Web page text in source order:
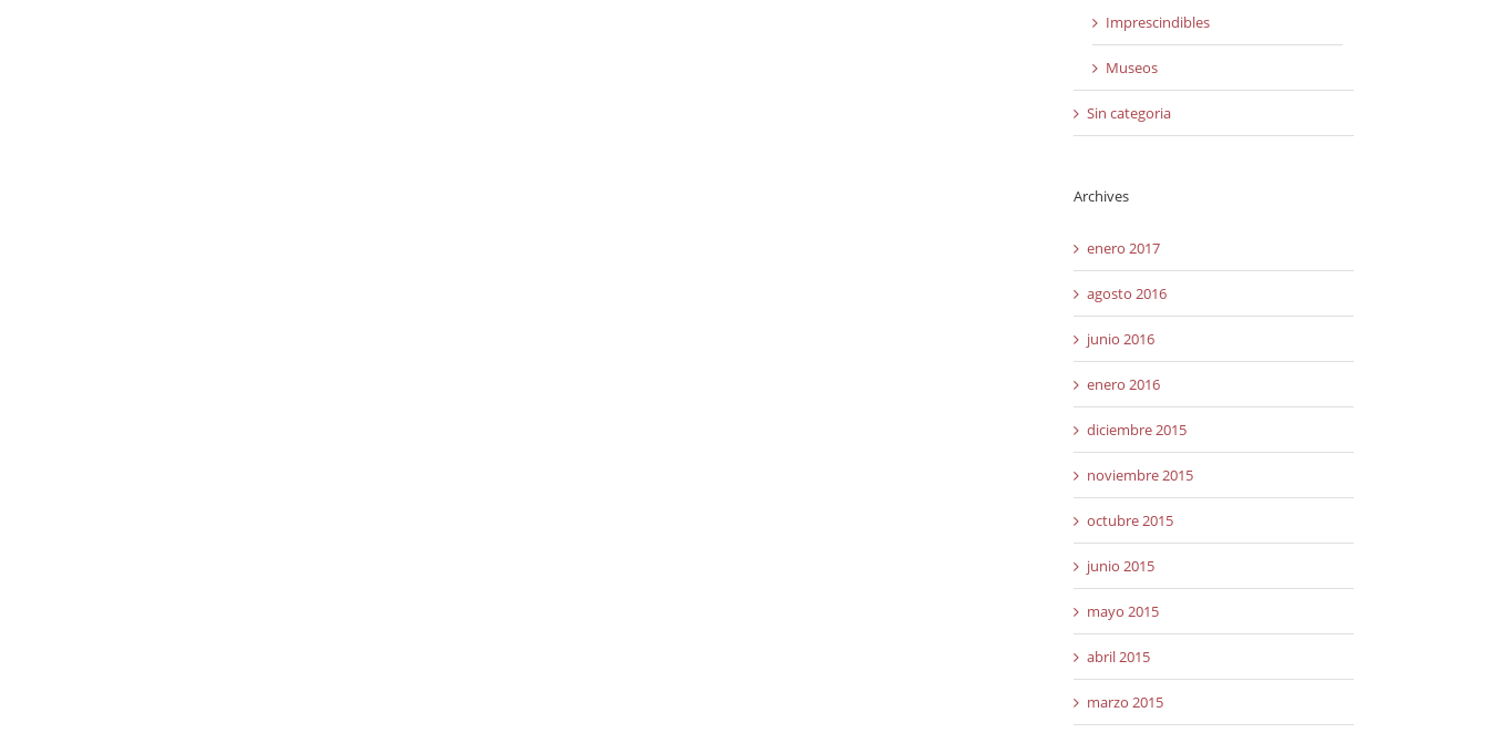
Imprescindibles
Museos
Sin categoria
Archives
enero 2017
agosto 2016
junio 2016
enero 2016
diciembre 2015
noviembre 2015
octubre 2015
junio 2015
mayo 2015
abril 2015
marzo 2015